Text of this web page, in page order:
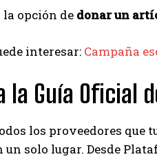
opción de donar un
interesar: Campaña
la Guía Oficial
los proveedores que
un solo lugar. Desde